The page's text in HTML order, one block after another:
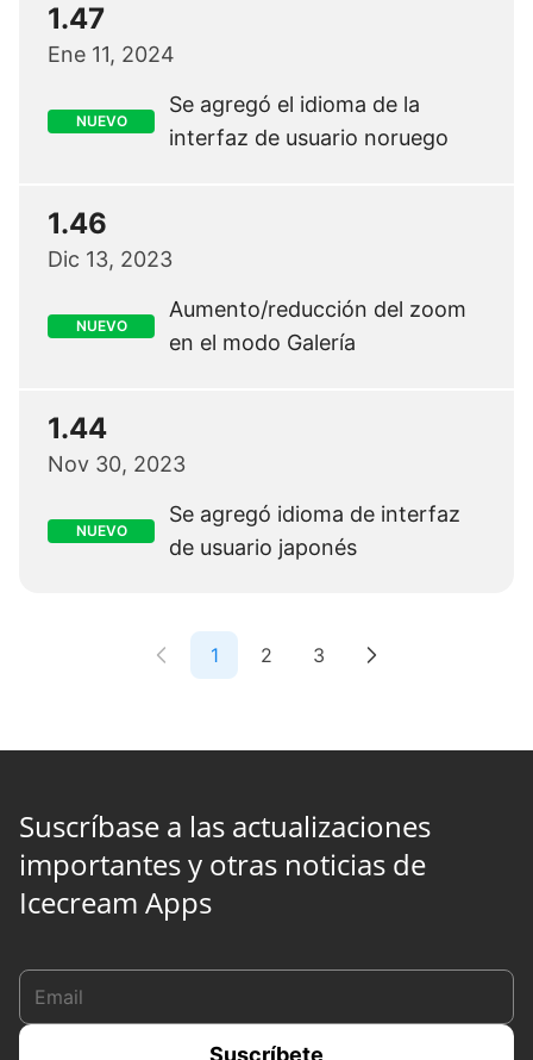
1.47
Ene 11, 2024
NUEVO
Se agregó el idioma de la
interfaz de usuario noruego
1.46
Dic 13, 2023
NUEVO
Aumento/reducción del zoom
en el modo Galería
1.44
Nov 30, 2023
NUEVO
Se agregó idioma de interfaz
de usuario japonés
1 2 3
Suscríbase a las actualizaciones
importantes y otras noticias de
Icecream Apps